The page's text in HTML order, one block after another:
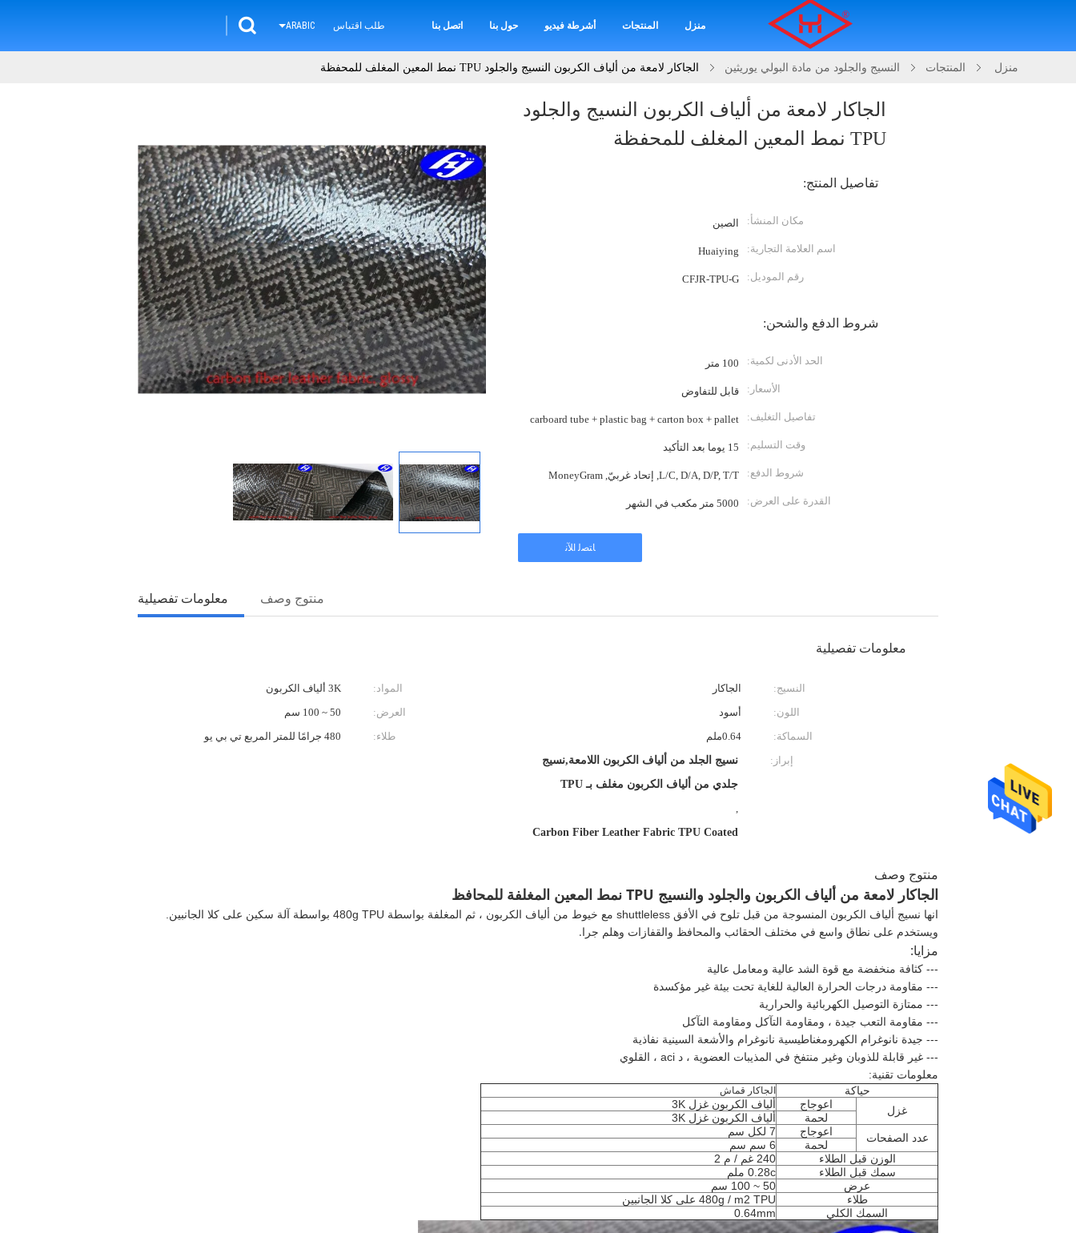
منزل المنتجات أشرطة فيديو حول بنا اتصل بنا طلب اقتباس ARABIC
منزل المنتجات النسيج والجلود من مادة البولي يوريثين الجاكار لامعة من ألياف الكربون النسيج والجلود TPU نمط المعين المغلف للمحفظة
الجاكار لامعة من ألياف الكربون النسيج والجلود
TPU نمط المعين المغلف للمحفظة
تفاصيل المنتج:
مكان المنشأ: الصين
اسم العلامة التجارية: Huaiying
رقم الموديل: CFJR-TPU-G
شروط الدفع والشحن:
الحد الأدنى لكمية: 100 متر
الأسعار: قابل للتفاوض
تفاصيل التغليف: carboard tube + plastic bag + carton box + pallet
وقت التسليم: 15 يوما بعد التأكيد
شروط الدفع: L/C, D/A, D/P, T/T, إتحاد غربيّ, MoneyGram
القدرة على العرض: 5000 متر مكعب في الشهر
ﺎﺘﺼﻟ ﺍﻶﻧ
معلومات تفصيلية منتوج وصف
معلومات تفصيلية
النسيج: الجاكار المواد:
3K ألياف الكربون
اللون:
أسود العرض:
50 ~ 100 سم
السماكة:
0.64ملم طلاء:
480 جرامًا للمتر المربع تي بي يو
إبراز:
نسيج الجلد من ألياف الكربون اللامعة,نسيج
جلدي من ألياف الكربون مغلف بـ TPU
,
Carbon Fiber Leather Fabric TPU Coated
منتوج وصف
الجاكار لامعة من ألياف الكربون والجلود والنسيج TPU نمط المعين المغلفة للمحافظ
انها نسيج ألياف الكربون المنسوجة من قبل تلوح في الأفق shuttleless مع خيوط من ألياف الكربون ، ثم المغلفة بواسطة 480g TPU بواسطة آلة سكين على كلا الجانبين.
ويستخدم على نطاق واسع في مختلف الحقائب والمحافظ والقفازات وهلم جرا.
مزايا:
--- كثافة منخفضة مع قوة الشد عالية ومعامل عالية
--- مقاومة درجات الحرارة العالية للغاية تحت بيئة غير مؤكسدة
--- ممتازة التوصيل الكهربائية والحرارية
--- مقاومة التعب جيدة ، ومقاومة التآكل ومقاومة التآكل
--- جيدة نانوغرام الكهرومغناطيسية نانوغرام والأشعة السينية نفاذية
--- غير قابلة للذوبان وغير منتفخ في المذيبات العضوية ، د aci ، القلوي
معلومات تقنية:
حياكة
الجاكار قماش
غزل اعوجاج
ألياف الكربون غزل 3K
لحمة
ألياف الكربون غزل 3K
عدد الصفحات
اعوجاج
7 لكل سم
لحمة
6 سم سم
الوزن قبل الطلاء
240 غم / م 2
سمك قبل الطلاء
0.28c ملم
عرض
50 ~ 100 سم
طلاء
480g / m2 TPU على كلا الجانبين
السمك الكلي
0.64mm